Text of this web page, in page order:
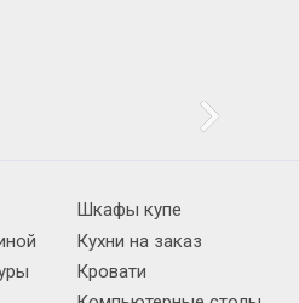
Шкафы купе
Кухни на заказ
Кровати